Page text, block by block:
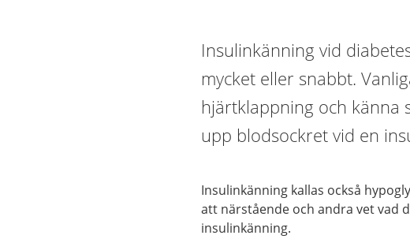
Insulinkänning vid
mycket eller snabbt.
hjärtklappning och känna
upp blodsockret vid en
Insulinkänning kallas också
att närstående och andra vet vad
insulinkänning.